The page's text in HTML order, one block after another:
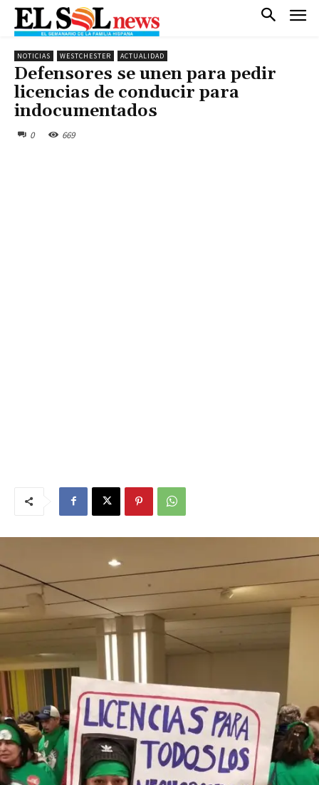
NOTICIAS WESTCHESTER ACTUALIDAD
Defensores se unen para pedir
licencias de conducir para
indocumentados
0 669